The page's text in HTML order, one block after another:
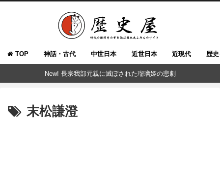
TOP 神話・古代 中世日本 近世日本 近現代 歴
New! 長宗我部元親に滅ぼされた瑠璃姫の悲劇
末松謙澄